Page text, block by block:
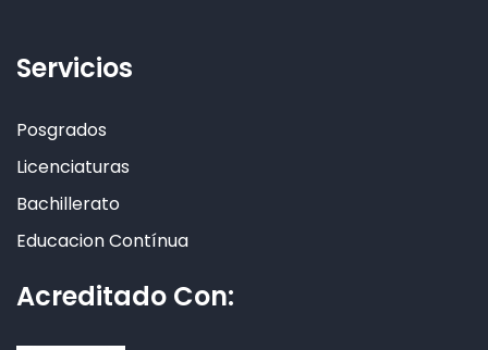
Servicios
Posgrados
Licenciaturas
Bachillerato
Educacion Contínua
Acreditado Con: